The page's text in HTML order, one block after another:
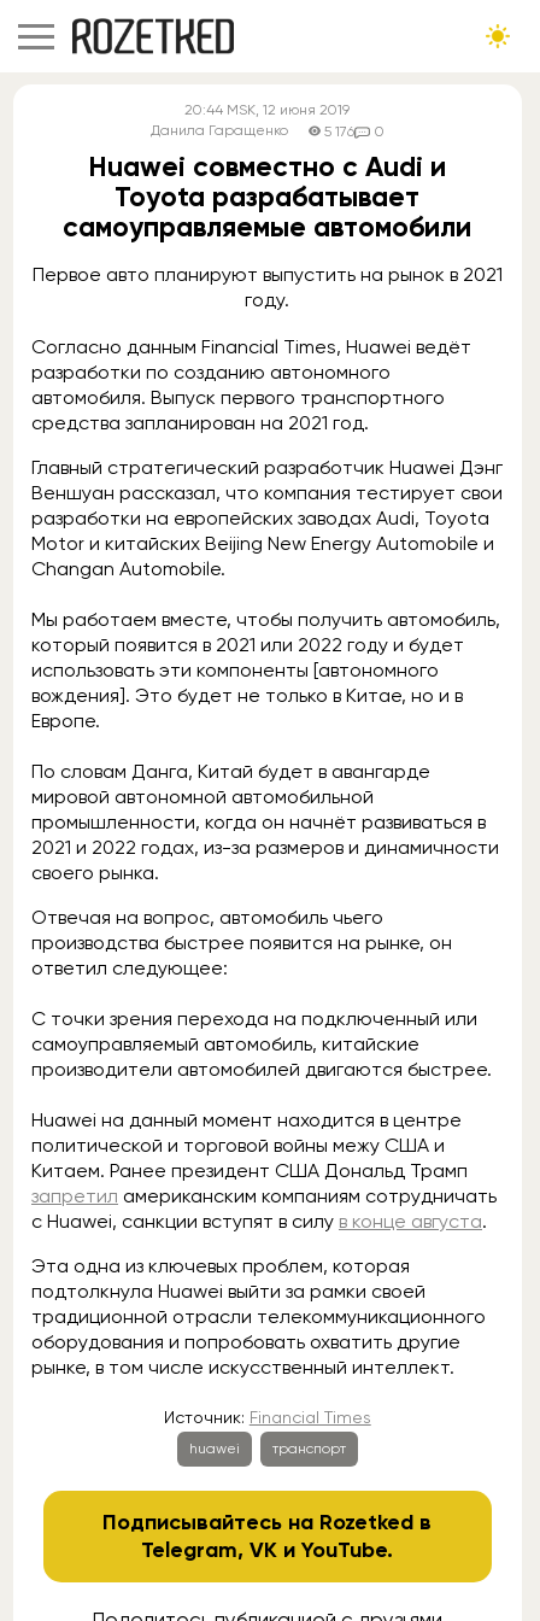
20:44 MSK, 12 июня 2019
Данила Гаращенко
5 176 0
Huawei совместно с Audi и
Toyota разрабатывает
самоуправляемые автомобили
Первое авто планируют выпустить на рынок в 2021
году.
Согласно данным Financial Times, Huawei ведёт
разработки по созданию автономного
автомобиля. Выпуск первого транспортного
средства запланирован на 2021 год.
Главный стратегический разработчик Huawei Дэнг
Веншуан рассказал, что компания тестирует свои
разработки на европейских заводах Audi, Toyota
Motor и китайских Beijing New Energy Automobile и
Changan Automobile.
Мы работаем вместе, чтобы получить автомобиль,
который появится в 2021 или 2022 году и будет
использовать эти компоненты [автономного
вождения]. Это будет не только в Китае, но и в
Европе.
По словам Данга, Китай будет в авангарде
мировой автономной автомобильной
промышленности, когда он начнёт развиваться в
2021 и 2022 годах, из-за размеров и динамичности
своего рынка.
Отвечая на вопрос, автомобиль чьего
производства быстрее появится на рынке, он
ответил следующее:
С точки зрения перехода на подключенный или
самоуправляемый автомобиль, китайские
производители автомобилей двигаются быстрее.
Huawei на данный момент находится в центре
политической и торговой войны межу США и
Китаем. Ранее президент США Дональд Трамп
запретил американским компаниям сотрудничать
с Huawei, санкции вступят в силу в конце августа.
Эта одна из ключевых проблем, которая
подтолкнула Huawei выйти за рамки своей
традиционной отрасли телекоммуникационного
оборудования и попробовать охватить другие
рынке, в том числе искусственный интеллект.
Источник: Financial Times
huawei транспорт
Подписывайтесь на Rozetked в
Telegram,VK иYouTube.